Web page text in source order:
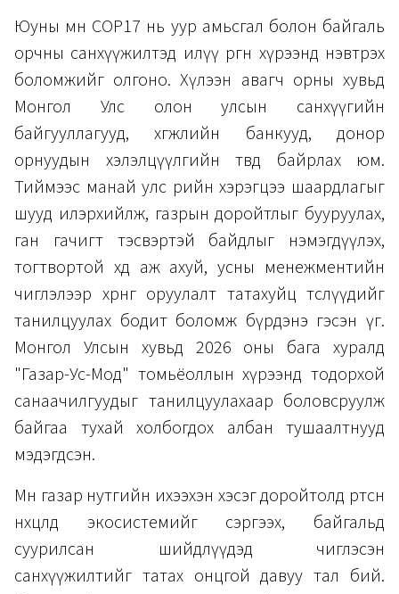
Юуны өмнө COP17 нь уур амьсгал болон байгаль
орчны санхүүжилтэд илүү өргөн хүрээнд нэвтрэх
боломжийг олгоно. Хүлээн авагч орны хувьд
Монгол Улс олон улсын санхүүгийн
байгууллагууд, хөгжлийн банкууд, донор
орнуудын хэлэлцүүлгийн төвд байрлах юм.
Тиймээс манай улс өөрийн хэрэгцээ шаардлагыг
шууд илэрхийлж, газрын доройтлыг бууруулах,
ган гачигт тэсвэртэй байдлыг нэмэгдүүлэх,
тогтвортой хөдөө аж ахуй, усны менежментийн
чиглэлээр хөрөнгө оруулалт татахуйц төслүүдийг
танилцуулах бодит боломж бүрдэнэ гэсэн үг.
Монгол Улсын хувьд 2026 оны бага хуралд
"Газар-Ус-Мод" томьёоллын хүрээнд тодорхой
санаачилгуудыг танилцуулахаар боловсруулж
байгаа тухай холбогдох албан тушаалтнууд
мэдэгдсэн.
Мөн газар нутгийн ихээхэн хэсэг доройтолд өртсөн
нөхцөлд экосистемийг сэргээх, байгальд
суурилсан шийдлүүдэд чиглэсэн
санхүүжилтийг татах онцгой давуу тал бий.